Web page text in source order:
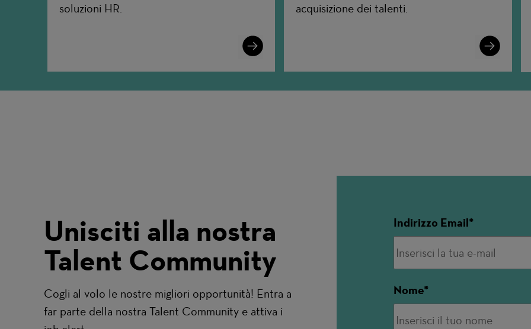
soluzioni HR.
Learn
More
acquisizione dei talenti.
Learn
More
Unisciti alla nostra
Talent Community
Cogli al volo le nostre migliori opportunità! Entra a
far parte della nostra Talent Community e attiva i
Indirizzo Email
Nome